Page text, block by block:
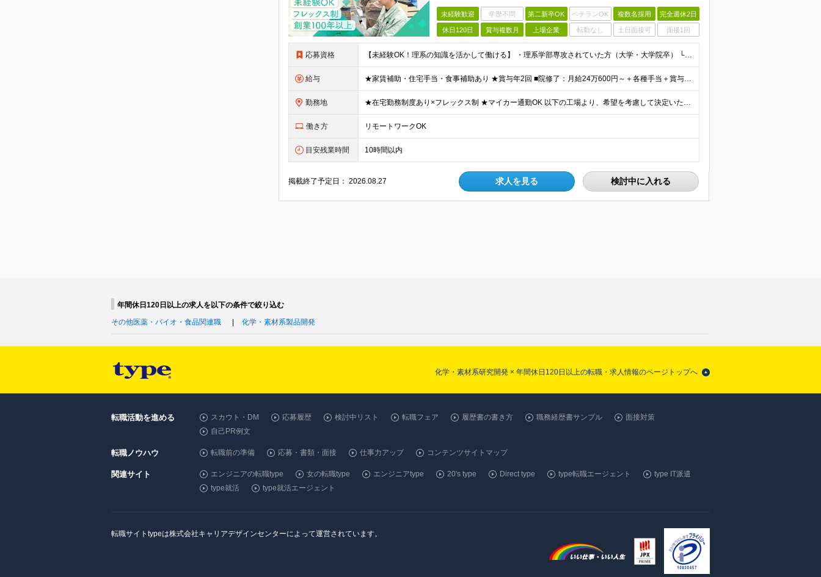
未経験歓迎 学歴不問 第二新卒OK ベテランOK 複数名採用 完全週休2日
休日120日 賞与複数月 上場企業 転勤なし 土日面接可 面接1回
応募資格 【未経験OK！理系の知識を活かして働ける】 ・理系学部専攻されていた方（大学・大学院卒） └化学、応用化学、材料、バイオ、農学、環境など ・第二新卒OK ※大卒以上 ＼ こんな方を歓迎します ／
給与 ★家賃補助・住宅手当・食事補助あり ★賞与年2回 ■院修了：月給24万600円～＋各種手当＋賞与年2回 ■大卒：月給22万7000円～＋各種手当＋賞与年2回 ※年齢・経験を考慮の上、決定します ※
勤務地 ★在宅勤務制度あり×フレックス制 ★マイカー通勤OK 以下の工場より、希望を考慮して決定いたします。 【茨城工場】茨城県古河市北利根8-5 【三重工場】三重県伊賀市柘植町2700 ※頻繁ではあり
働き方 リモートワークOK
目安残業時間 10時間以内
掲載終了予定日：2026.08.27 求人を見る 検討中に入れる
年間休日120日以上の求人を以下の条件で絞り込む
その他医薬・バイオ・食品関連職
化学・素材系製品開発
化学・素材系研究開発 × 年間休日120日以上の転職・求人情報のページトップへ
転職活動を進める スカウト・DM 応募履歴 検討中リスト 転職フェア 履歴書の書き方 職務経歴書サンプル
面接対策
自己PR例文
転職ノウハウ 転職前の準備 応募・書類・面接 仕事力アップ コンテンツサイトマップ
関連サイト エンジニアの転職type 女の転職type エンジニアtype 20's type Direct type type転職エージェント
type IT派遣
type就活
type就活エージェント
転職サイトtypeは株式会社キャリアデザインセンターによって運営されています。